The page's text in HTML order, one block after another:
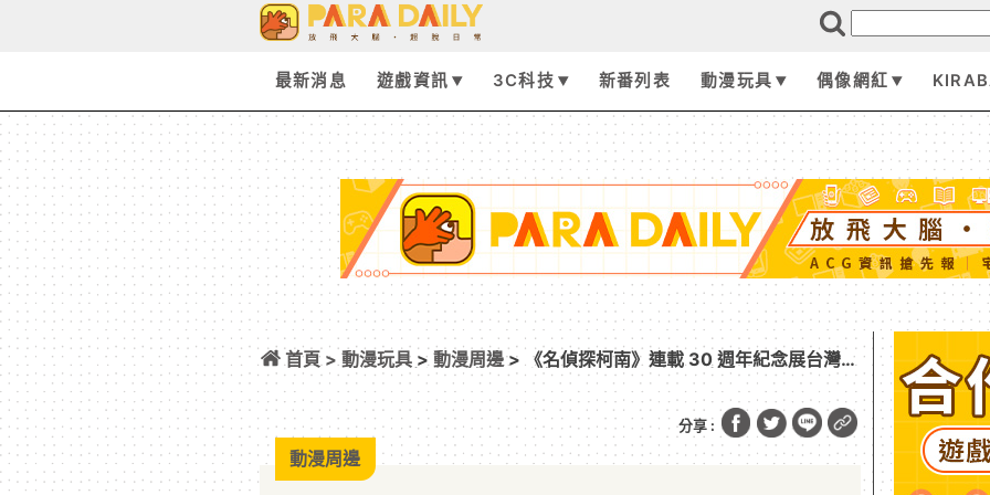
最新消息 遊戲資訊 3C科技 新番列表 動漫玩具 偶像網紅
首頁 >動漫玩具 >動漫周邊> 《名偵探柯南》連載 30 週年紀念展台灣確
定！7/6 新光三越 A11 跨海開展~6/7 早鳥票開搶！
分享 :
動漫周邊